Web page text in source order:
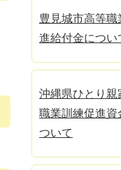
豊見城市高等職
進給付金につい
沖縄県ひとり親
職業訓練促進資
ついて